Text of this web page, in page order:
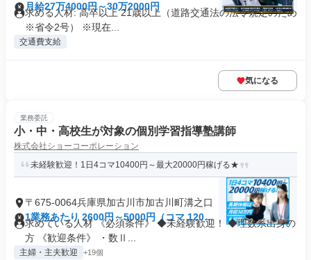
月給27万4000円～30万2000円
求める人材: 高卒以上 21歳以上（道路交通法の法令規定のため
※省令2号） ※現在...
交通費支給
気になる
業務委託
小・中・高校生が対象の個別学習指導塾講師
株式会社ショーコーポレーション
未経験歓迎！1日4コマ10400円～最大20000円稼げる★
〒675-0064兵庫県加古川市加古川町溝之口
1業務あたり 2600円～5000円（コマ 120
分）
求めている人材 《必須条件》 ◆未経験歓迎！ ◆理数系出身の
方 《歓迎条件》 ・数Ⅱ...
主婦・主夫歓迎 +19個